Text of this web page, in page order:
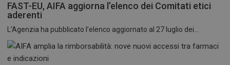
FAST-EU, AIFA aggiorna l’elenco dei Comitati etici
aderenti
L’Agenzia ha pubblicato l’elenco aggiornato al 27 luglio dei...